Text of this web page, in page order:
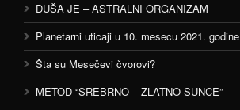
DUŠA JE – ASTRALNI ORGANIZAM
Planetarni uticaji u 10. mesecu 2021. godine
Šta su Mesečevi čvorovi?
METOD “SREBRNO – ZLATNO SUNCE”